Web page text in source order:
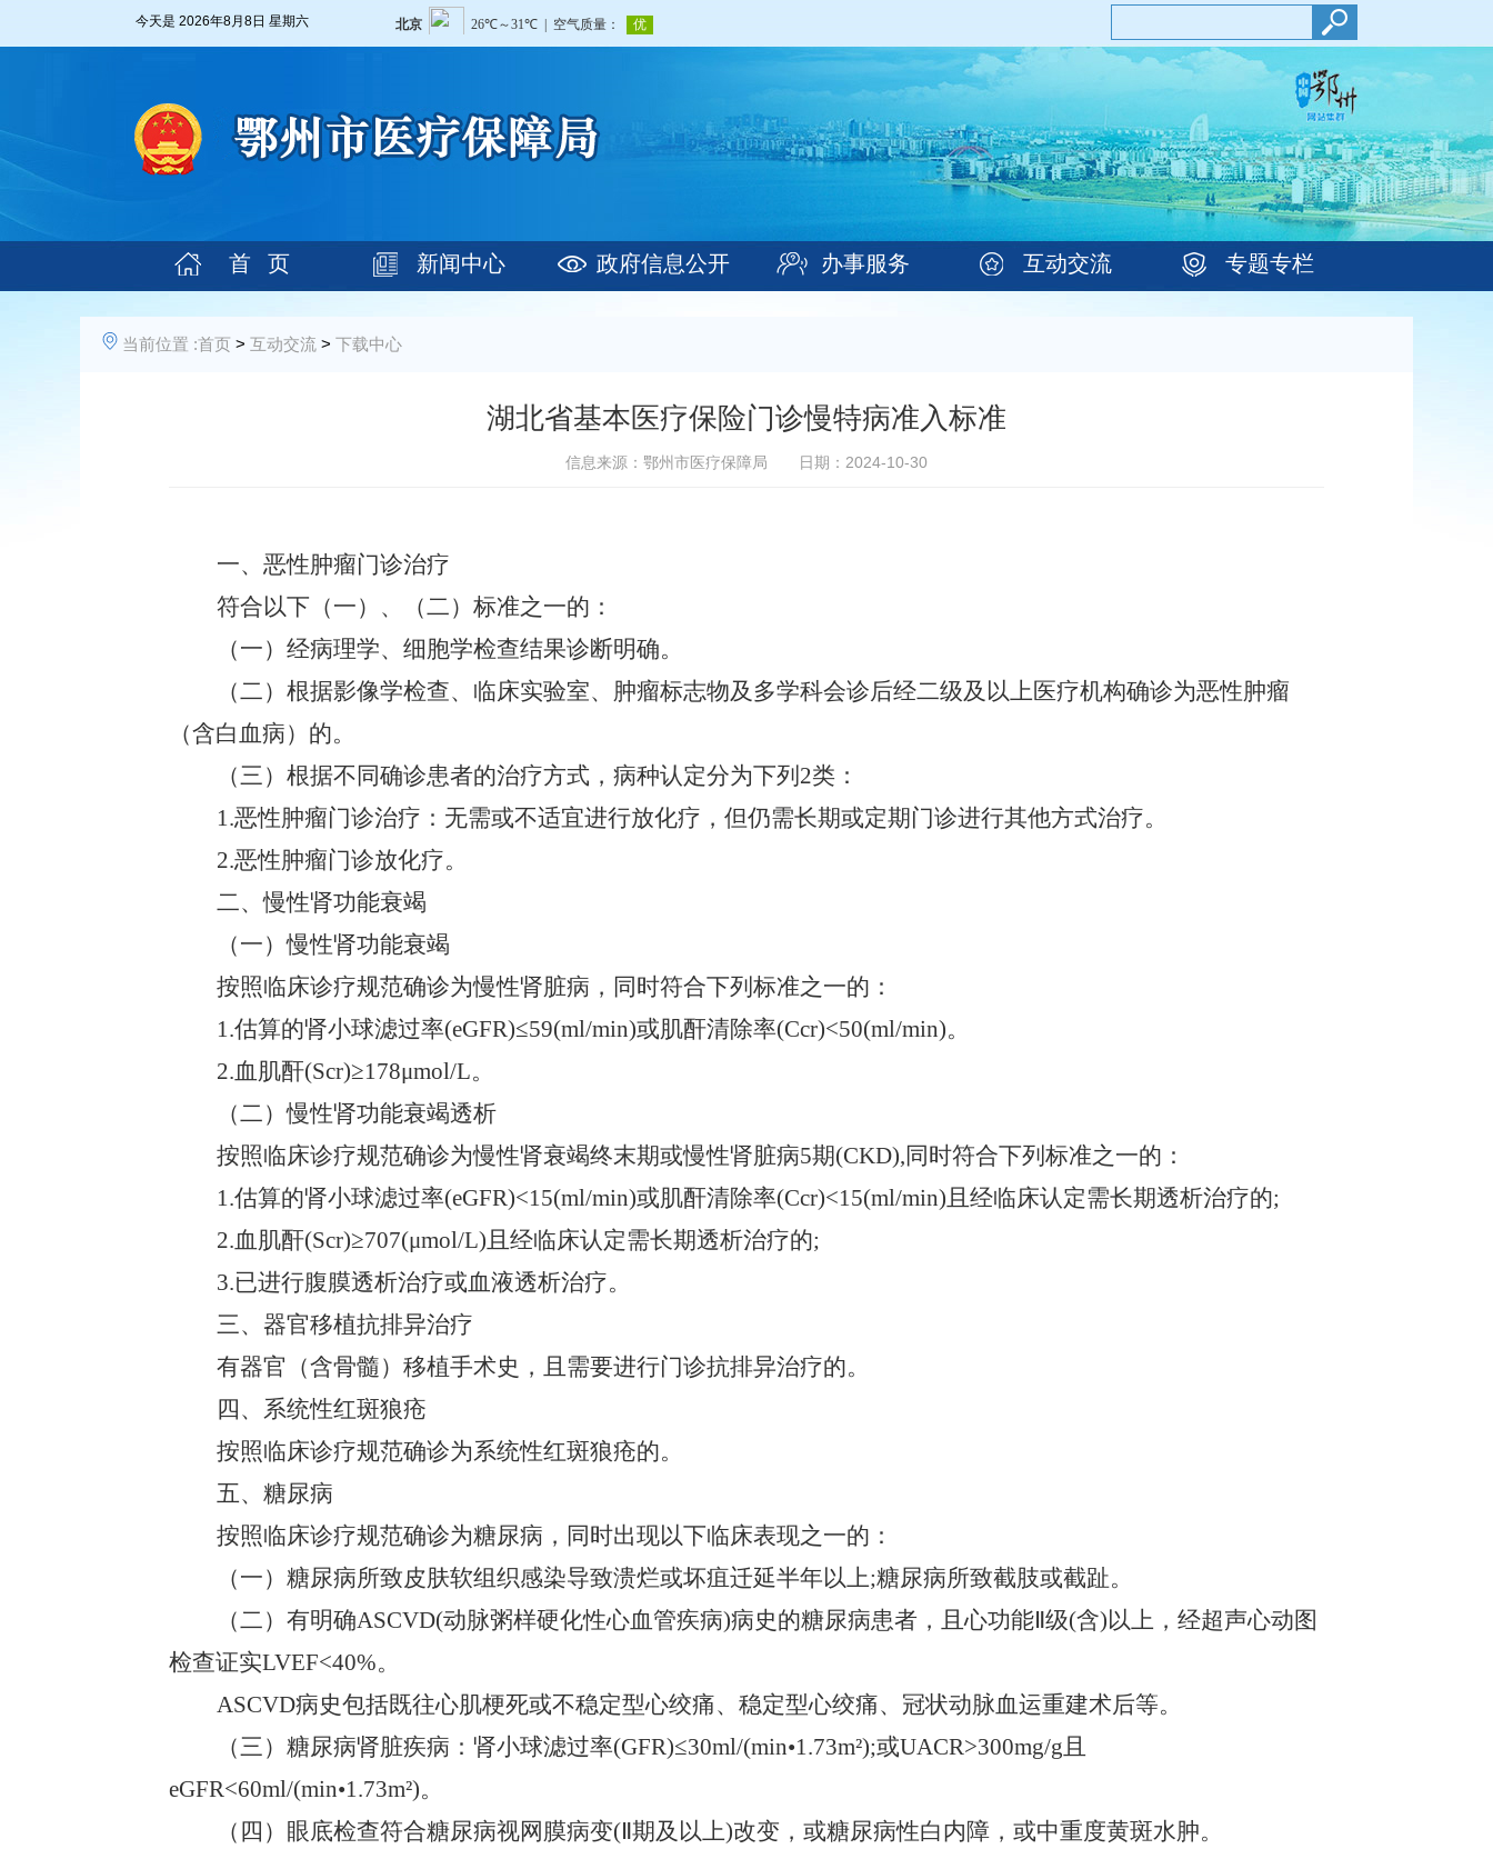
今天是 2026年8月8日 星期六
首 页 新闻中心 政府信息公开 办事服务 互动交流 专题专栏
当前位置 :首页 > 互动交流 > 下载中心
湖北省基本医疗保险门诊慢特病准入标准
信息来源：鄂州市医疗保障局 日期：2024-10-30
一、恶性肿瘤门诊治疗
符合以下（一）、（二）标准之一的：
（一）经病理学、细胞学检查结果诊断明确。
（二）根据影像学检查、临床实验室、肿瘤标志物及多学科会诊后经二级及以上医疗机构确诊为恶性肿瘤
（含白血病）的。
（三）根据不同确诊患者的治疗方式，病种认定分为下列 2类：
1.恶性肿瘤门诊治疗：无需或不适宜进行放化疗，但仍需长期或定期门诊进行其他方式治疗。
2.恶性肿瘤门诊放化疗。
二、慢性肾功能衰竭
（一）慢性肾功能衰竭
按照临床诊疗规范确诊为慢性肾脏病，同时符合下列标准之一的：
1.估算的肾小球滤过率(eGFR)≤59(ml/min)或肌酐清除率(Ccr)<50(ml/min)。
2.血肌酐(Scr)≥178μmol/L。
（二）慢性肾功能衰竭透析
按照临床诊疗规范确诊为慢性肾衰竭终末期或慢性肾脏病5期(CKD),同时符合下列标准之一的：
1.估算的肾小球滤过率(eGFR)<15(ml/min)或肌酐清除率(Ccr)<15(ml/min)且经临床认定需长期透析治疗的;
2.血肌酐(Scr)≥707(μmol/L)且经临床认定需长期透析治疗的;
3.已进行腹膜透析治疗或血液透析治疗。
三、器官移植抗排异治疗
有器官（含骨髓）移植手术史，且需要进行门诊抗排异治疗的。
四、系统性红斑狼疮
按照临床诊疗规范确诊为系统性红斑狼疮的。
五、糖尿病
按照临床诊疗规范确诊为糖尿病，同时出现以下临床表现之一的：
（一）糖尿病所致皮肤软组织感染导致溃烂或坏疽迁延半年以上;糖尿病所致截肢或截趾。
（二）有明确ASCVD(动脉粥样硬化性心血管疾病)病史的糖尿病患者，且心功能Ⅱ级(含)以上，经超声心动图
检查证实LVEF<40%。
ASCVD病史包括既往心肌梗死或不稳定型心绞痛、稳定型心绞痛、冠状动脉血运重建术后等。
（三）糖尿病肾脏疾病：肾小球滤过率(GFR)≤30ml/(min•1.73m²);或UACR>300mg/g且
eGFR<60ml/(min•1.73m²)。
（四）眼底检查符合糖尿病视网膜病变(Ⅱ期及以上)改变，或糖尿病性白内障，或中重度黄斑水肿。